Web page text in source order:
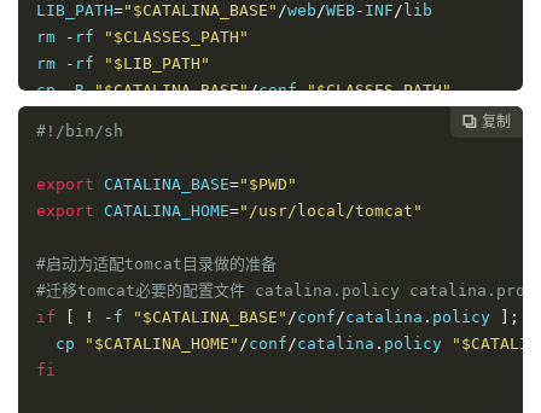
LIB_PATH="$CATALINA_BASE" /web/WEB- INF/ lib
rm
- rf
"$CLASSES_PATH"
rm
- rf
"$LIB_PATH"
cp -R "$CATALINA_BASE"/conf "$CLASSES_PATH"
#shutdown时强制关闭该进程
$CATALINA_HOME
bin startup .
 复制
#!/bin/sh
export CATALINA_BASE="$PWD"
export CATALINA_HOME="/usr/local/tomcat"
#启动为适配tomcat目录做的准备
#迁移tomcat必要的配置文件 catalina.policy
if
! - f "$CATALINA_BASE" /conf/catalina . policy ];
  cp
"$CATALINA_HOME" /conf/catalina . policy
fi